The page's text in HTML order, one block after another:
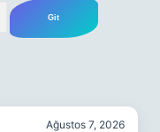
Ağustos 7, 2026